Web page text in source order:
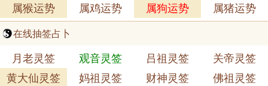
属猴运势
属鸡运势 属狗运势 属猪运势
在线抽签占卜
月老灵签 观音灵签 吕祖灵签
关帝灵签
黄大仙灵签
妈祖灵签 财神灵签
佛祖灵签